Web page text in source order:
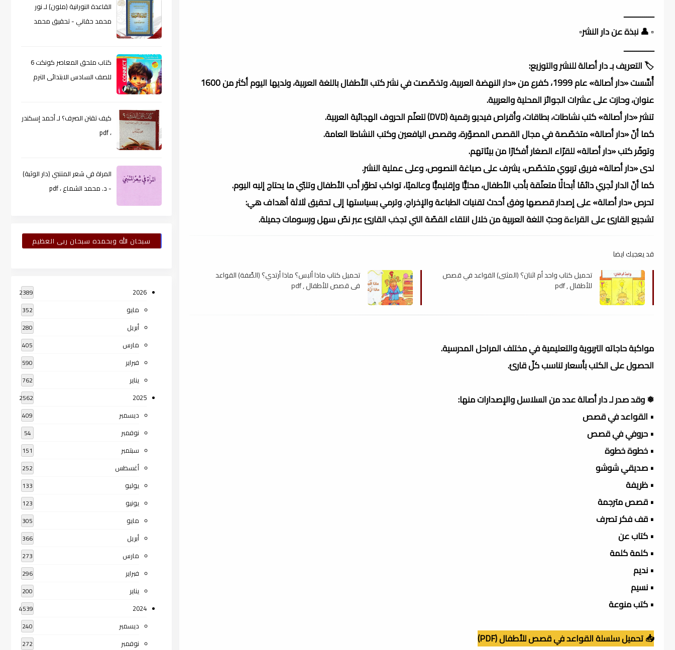
ـــــــــــــــ
▫️ 👤 نبذة عن دار النشر▫️
ـــــــــــــــ
🏷️ التعريف بـ دار أصالة للنشر والتوزيع:
أُسِّست «دار أصالة» عام 1999، كفرع من «دار النهضة العربية، وتخصّصت في نشر كتب الأطفال باللغة العربية، ولديها اليوم أكثر من 1600
عنوان، وحازت على عشرات الجوائز المحلية والعربية.
تنشر «دار أصالة» كتب نشاطات، بطاقات، وأقراص فيديو رقمية (DVD) لتعلّم الحروف الهجائية العربية.
كما أنّ «دار أصالة» متخصّصة في مجال القصص المصوّرة، وقصص اليافعين وكتب النشاطا العامة.
وتوفّر كتب «دار أصالة» للقرّاء الصغار أفكارًا من بيئاتهم.
لدى «دار أصالة» فريق تربوي متخصّص، يشرف على صياغة النصوص، وعلى عملية النشر.
كما أنّ الدار تُجري دائمًا أبحاثًا متعلّقة بأدب الأطفال، محليًّا وإقليميًّا وعالميًا، تواكب تطوّر أدب الأطفال وتلبّي ما يحتاج إليه اليوم.
تحرص «دار أصالة» على إصدار قصصها وفق أحدث تقنيات الطباعة والإخراج، وترمي بسياستها إلى تحقيق ثلاثة أهداف هي:
تشجيع القارئ على القراءة وحبّ اللغة العربية من خلال انتقاء القصّة التي تجذب القارئ عبر نصّ سهل ورسومات جميلة.
قد يعجبك ايضا
تحميل كتاب واحد أم اثنان؟ (المثنى) القواعد في قصص
للأطفال , pdf
تحميل كتاب ماذا ألبس؟ ماذا أرتدي؟ (الصَّفة) القواعد
في قصص للأطفال , pdf
مواكبة حاجاته التربوية والتعليمية في مختلف المراحل المدرسية.
الحصول على الكتب بأسعار تناسب كلّ قارئ.
❅ وقد صدر لـ دار أصالة عدد من السلاسل والإصدارات منها:
• القواعد في قصص
• حروفي في قصص
• خطوة خطوة
• صديقي شوشو
• ظريفة
• قصص مترجمة
• قف فكر تصرف
• كتاب عن
• كلمة كلمة
• نديم
• نسيم
• كتب منوعة
📥 تحميل سلسلة القواعد في قصص للأطفال (PDF)
القاعدة النورانية (ملون) لـ نور
محمد حقاني - تحقيق محمد
كتاب ملحق المعاصر كونكت 6
للصف السادس الابتدائى الترم
كيف تقتن الصرف؟ لـ أحمد إسكندر
، pdf
المراة في شعر المتنبي (دار الوثبة)
- د. محمد الشماع ، pdf
سبحان الله وبحمده سبحان ربى العظيم
2026
2389
مايو 352
أبريل 280
مارس 405
فبراير 590
يناير 762
2025
2562
ديسمبر 409
نوفمبر 54
سبتمبر 151
أغسطس 252
يوليو 133
يونيو 123
مايو 305
أبريل 366
مارس 273
فبراير 296
يناير 200
2024
4539
ديسمبر 240
نوفمبر 272